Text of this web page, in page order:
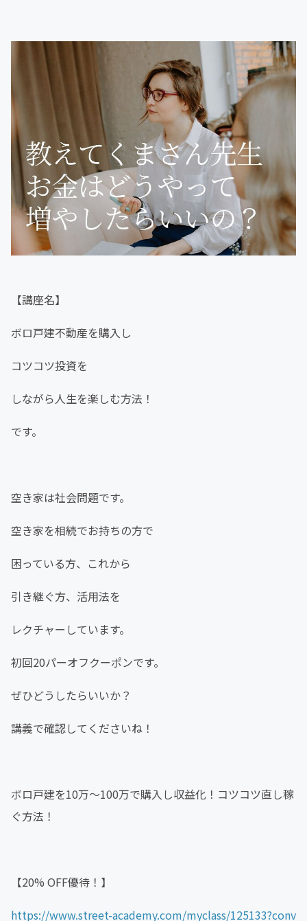
【講座名】
ボロ戸建不動産を購入し
コツコツ投資を
しながら人生を楽しむ方法！
です。
空き家は社会問題です。
空き家を相続でお持ちの方で
困っている方、これから
引き継ぐ方、活用法を
レクチャーしています。
初回20パーオフクーポンです。
ぜひどうしたらいいか？
講義で確認してくださいね！
ボロ戸建を10万～100万で購入し収益化！コツコツ直し稼
ぐ方法！
【20% OFF優待！】
https://www.street-academy.com/myclass/125133?conv